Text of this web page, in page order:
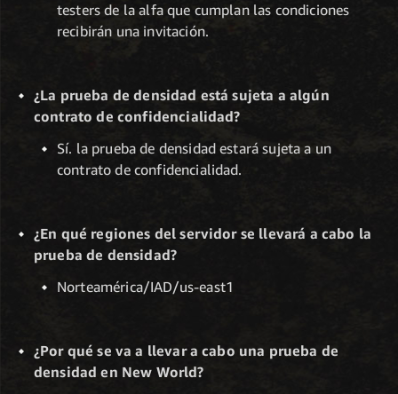
testers de la alfa que cumplan las condiciones
recibirán una invitación.
¿La prueba de densidad está sujeta a algún
contrato de confidencialidad?
Sí. la prueba de densidad estará sujeta a un
contrato de confidencialidad.
¿En qué regiones del servidor se llevará a cabo la
prueba de densidad?
Norteamérica/IAD/us-east1
¿Por qué se va a llevar a cabo una prueba de
densidad en New World?